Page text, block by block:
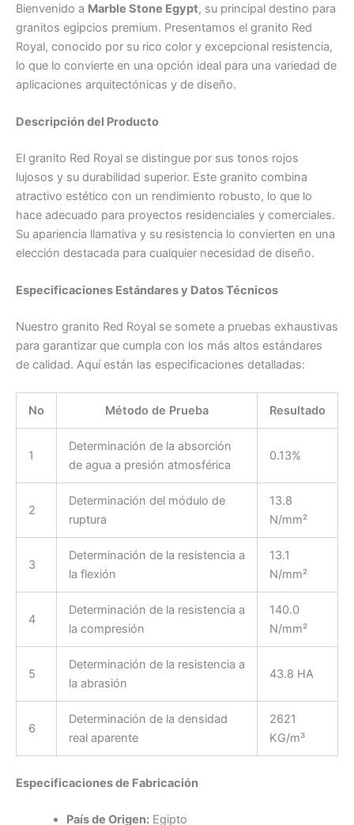
Bienvenido a Marble Stone Egypt, su principal destino para
granitos egipcios premium. Presentamos el granito Red
Royal, conocido por su rico color y excepcional resistencia,
lo que lo convierte en una opción ideal para una variedad de
aplicaciones arquitectónicas y de diseño.
Descripción del Producto
El granito Red Royal se distingue por sus tonos rojos
lujosos y su durabilidad superior. Este granito combina
atractivo estético con un rendimiento robusto, lo que lo
hace adecuado para proyectos residenciales y comerciales.
Su apariencia llamativa y su resistencia lo convierten en una
elección destacada para cualquier necesidad de diseño.
Especificaciones Estándares y Datos Técnicos
Nuestro granito Red Royal se somete a pruebas exhaustivas
para garantizar que cumpla con los más altos estándares
de calidad. Aquí están las especificaciones detalladas:
No Método de Prueba Resultado
1
Determinación de la absorción
de agua a presión atmosférica
0.13%
2
Determinación del módulo de
ruptura
13.8
N/mm²
3
Determinación de la resistencia a
la flexión
13.1
N/mm²
4
Determinación de la resistencia a
la compresión
140.0
N/mm²
5
Determinación de la resistencia a
la abrasión
43.8 HA
6
Determinación de la densidad
real aparente
2621
KG/m³
Especificaciones de Fabricación
País de Origen:Egipto